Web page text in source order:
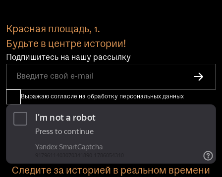
Красная площадь, 1.
Будьте в центре истории!
Подпишитесь на нашу рассылку
Выражаю согласие на обработку персональных данных
Следите за историей в реальном времени